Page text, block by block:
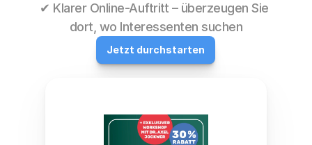
Jetzt durchstarten
✔ Klarer Online-Auftritt – überzeugen Sie
dort, wo Interessenten suchen